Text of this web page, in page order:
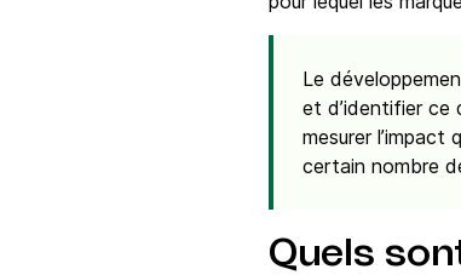
Le
et d’identifier ce
mesurer
certain nombre
Quels